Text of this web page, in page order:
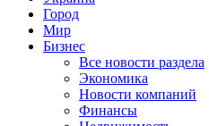
Город
Мир
Бизнес
Все новости раздела
Экономика
Новости компаний
Финансы